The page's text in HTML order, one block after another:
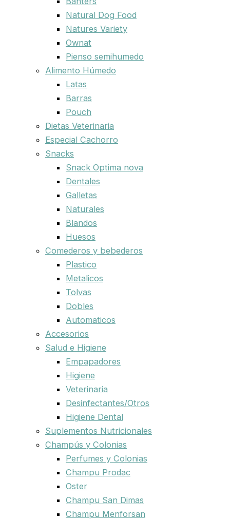
Natural Dog Food
Natures Variety
Ownat
Pienso semihumedo
Alimento Húmedo
Latas
Barras
Pouch
Dietas Veterinaria
Especial Cachorro
Snacks
Snack Optima nova
Dentales
Galletas
Naturales
Blandos
Huesos
Comederos y bebederos
Plastico
Metalicos
Tolvas
Dobles
Automaticos
Accesorios
Salud e Higiene
Empapadores
Higiene
Veterinaria
Desinfectantes/Otros
Higiene Dental
Suplementos Nutricionales
Champús y Colonias
Perfumes y Colonias
Champu Prodac
Oster
Champu San Dimas
Champu Menforsan